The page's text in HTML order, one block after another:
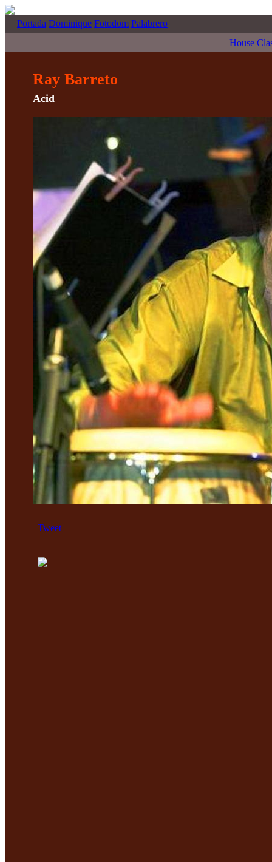
Portada Dominique Fotodom Palabrero
House
Ray Barreto
Acid
Tweet